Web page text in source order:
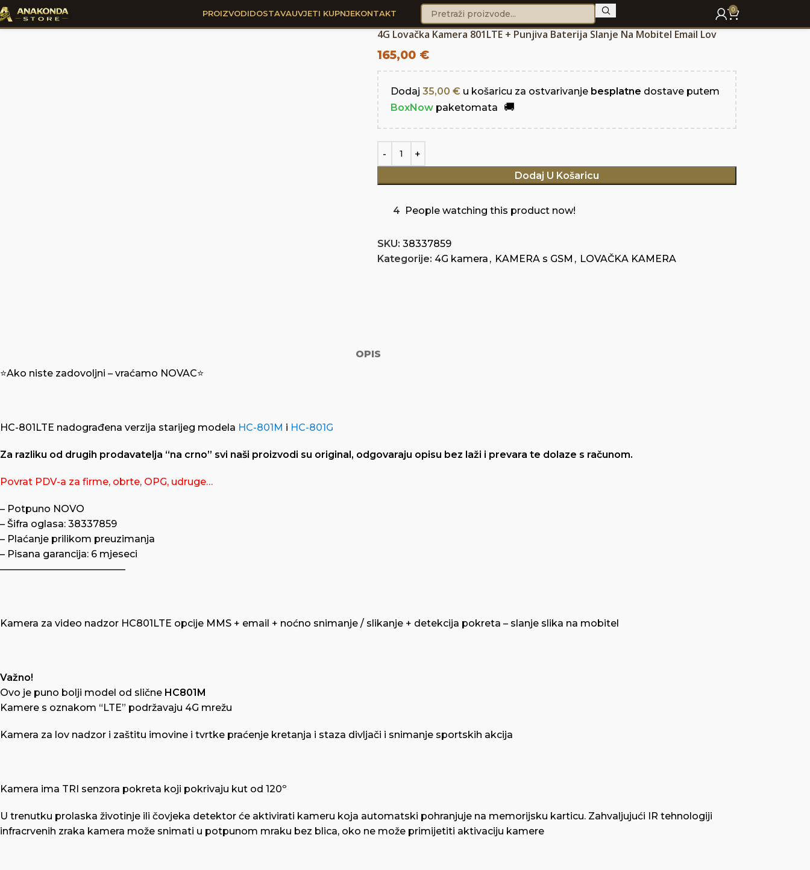
PROIZVODIDOSTAVAUVJETI KUPNJEKONTAKT 0
4G Lovačka Kamera 801LTE + Punjiva Baterija Slanje Na Mobitel Email Lov
165,00 €
Dodaj 35,00 € u košaricu za ostvarivanje besplatne dostave putem
BoxNowpaketomata
Dodaj U Košaricu
4 People watching this product now!
SKU: 38337859
Kategorije: 4G kamera , KAMERA s GSM , LOVAČKA KAMERA
OPIS
⭐️Ako niste zadovoljni – vraćamo NOVAC⭐️
HC-801LTE nadograđena verzija starijeg modela HC-801M i HC-801G
Za razliku od drugih prodavatelja “na crno” svi naši proizvodi su original, odgovaraju opisu bez laži i prevara te dolaze s računom.
Povrat PDV-a za firme, obrte, OPG, udruge…
– Potpuno NOVO
– Šifra oglasa: 38337859
– Plaćanje prilikom preuzimanja
– Pisana garancija: 6 mjeseci
—————————————
Kamera za video nadzor HC801LTE opcije MMS + email + noćno snimanje / slikanje + detekcija pokreta – slanje slika na mobitel
Važno!
Ovo je puno bolji model od slične HC801M
Kamere s oznakom “LTE” podržavaju 4G mrežu
Kamera za lov nadzor i zaštitu imovine i tvrtke praćenje kretanja i staza divljači i snimanje sportskih akcija
Kamera ima TRI senzora pokreta koji pokrivaju kut od 120º
U trenutku prolaska životinje ili čovjeka detektor će aktivirati kameru koja automatski pohranjuje na memorijsku karticu. Zahvaljujući IR tehnologiji
infracrvenih zraka kamera može snimati u potpunom mraku bez blica, oko ne može primijetiti aktivaciju kamere